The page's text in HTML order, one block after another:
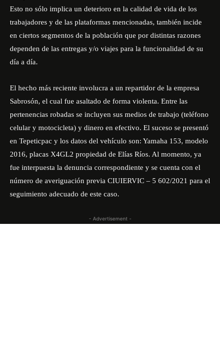
Esto no sólo implica un deterioro en la calidad de vida de los
trabajadores y de las plataformas mencionadas, también incide
en ciertos segmentos de la población que por distintas razones
dependen de las entregas y/o viajes para la funcionalidad de su
día a día.
El hecho más reciente involucra a un repartidor de la empresa
Sabrosón, el cual fue asaltado de forma violenta. Entre las
pertenencias robadas se incluyen sus medios de trabajo (teléfono
celular y motocicleta) y dinero en efectivo. El suceso se presentó
en Tepeticpac y los datos del vehículo son: Yamaha 153, modelo
2016, placas X4GL2 propiedad de Elías Ríos. Al momento, ya
fue interpuesta la denuncia correspondiente y se cuenta con el
número de averiguación previa CIUIERVIC – 5 602/2021 para el
seguimiento adecuado de este caso.
- Advertisement -